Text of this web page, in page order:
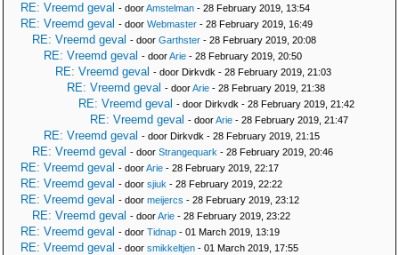
RE: Vreemd geval - doorAmstelman - 28 February 2019, 13:54
RE: Vreemd geval - door Webmaster - 28 February 2019, 16:49
RE: Vreemd geval - door Garthster - 28 February 2019, 20:08
RE: Vreemd geval - doorArie - 28 February 2019, 20:50
RE: Vreemd geval - door Dirkvdk - 28 February 2019, 21:03
RE: Vreemd geval - doorArie - 28 February 2019, 21:38
RE: Vreemd geval - door Dirkvdk - 28 February 2019, 21:42
RE: Vreemd geval - doorArie - 28 February 2019, 21:47
RE: Vreemd geval - door Dirkvdk - 28 February 2019, 21:15
RE: Vreemd geval - door Strangequark - 28 February 2019, 20:46
RE: Vreemd geval - doorArie - 28 February 2019, 22:17
RE: Vreemd geval - door sjiuk - 28 February 2019, 22:22
RE: Vreemd geval - door meijercs - 28 February 2019, 23:12
RE: Vreemd geval - doorArie - 28 February 2019, 23:22
RE: Vreemd geval - door Tidnap - 01 March 2019, 13:19
RE: Vreemd geval - door smikkeltjen - 01 March 2019, 17:55